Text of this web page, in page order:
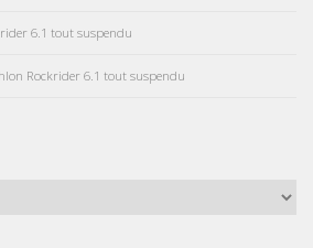
6.1 tout suspendu
Rockrider 6.1 tout suspendu